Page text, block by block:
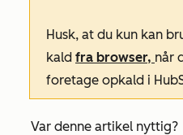
Husk, at du kun kan
kald fra browser, når
foretage opkald i
Var denne artikel nyttig?